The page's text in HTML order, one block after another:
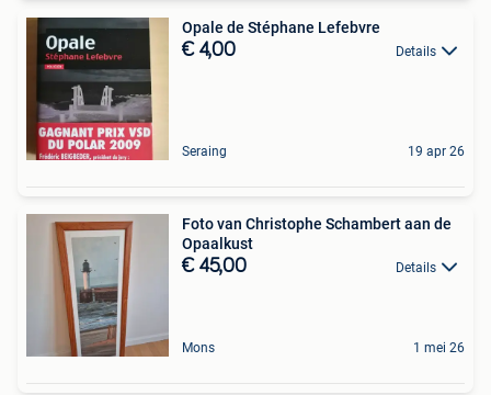
Opale de Stéphane Lefebvre
€ 4,00 Details
Seraing 19 apr 26
Foto van Christophe Schambert aan de
Opaalkust
€ 45,00 Details
Mons 1 mei 26